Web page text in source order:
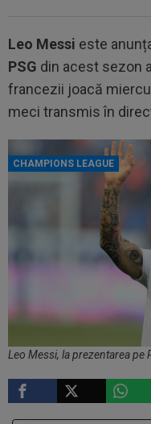
Leo Messi este
PSG din acest sezon al
francezii joacă
meci transmis în
CHAMPIONS LEAGUE
Leo Messi, la prezentarea pe